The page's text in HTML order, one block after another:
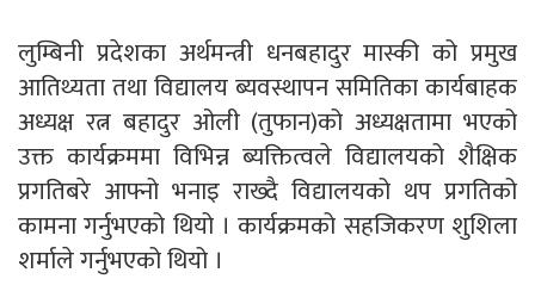
लुम्बिनी प्रदेशका अर्थमन्त्री धनबहादुर मास्की को प्रमुख
आतिथ्यता तथा विद्यालय ब्यवस्थापन समितिका कार्यबाहक
अध्यक्ष रत्न बहादुर ओली (तुफान)को अध्यक्षतामा भएको
उक्त कार्यक्रममा विभिन्न ब्यक्तित्वले विद्यालयको शैक्षिक
प्रगतिबरे आफ्नो भनाइ राख्दै विद्यालयको थप प्रगतिको
कामना गर्नुभएको थियो । कार्यक्रमको सहजिकरण शुशिला
शर्माले गर्नुभएको थियो ।